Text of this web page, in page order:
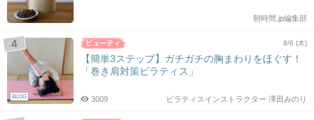
朝時間.jp編集部
BLOG
8/6 (木)
【簡単3ステップ】ガチガチの胸まわりをほぐす！
「巻き肩対策ピラティス」
ピラティスインストラクター 澤田みのり
3009